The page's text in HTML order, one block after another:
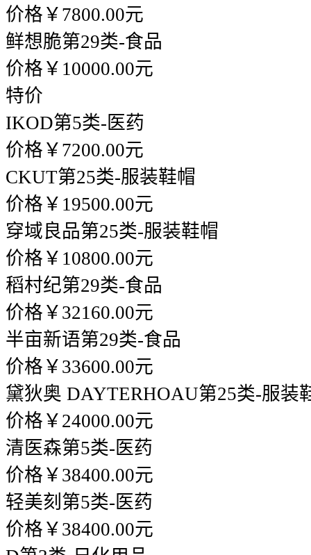
价格￥7800.00元
鲜想脆第29类-食品
价格￥10000.00元
特价
IKOD第5类-医药
价格￥7200.00元
CKUT第25类-服装鞋帽
价格￥19500.00元
穿域良品第25类-服装鞋帽
价格￥10800.00元
稻村纪第29类-食品
价格￥32160.00元
半亩新语第29类-食品
价格￥33600.00元
黛狄奥 DAYTERHOAU第25类-服装
价格￥24000.00元
清医森第5类-医药
价格￥38400.00元
轻美刻 第5类-医药
价格￥38400.00元